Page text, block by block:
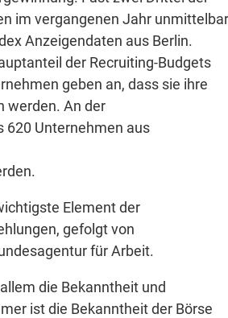
im vergangenen Jahr unmittelbar
Anzeigendaten aus Berlin.
der Recruiting-Budgets
geben an, dass sie ihre
werden. An der
620 Unternehmen aus
Element der
gefolgt von
für Arbeit.
die Bekanntheit und
ist die Bekanntheit der Börse